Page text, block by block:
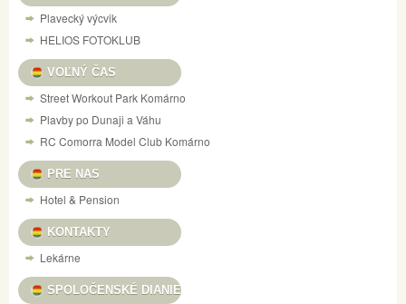
Plavecký výcvik
HELIOS FOTOKLUB
VOĽNÝ ČAS
Street Workout Park Komárno
Plavby po Dunaji a Váhu
RC Comorra Model Club Komárno
PRE NAS
Hotel & Pension
KONTAKTY
Lekárne
SPOLOČENSKÉ DIANIE